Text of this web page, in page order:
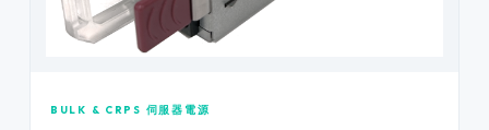
BULK & CRPS 伺服器電源